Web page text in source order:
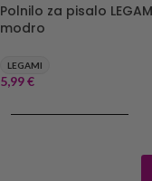
Polnilo za pisalo
modro
LEGAMI
5,99€